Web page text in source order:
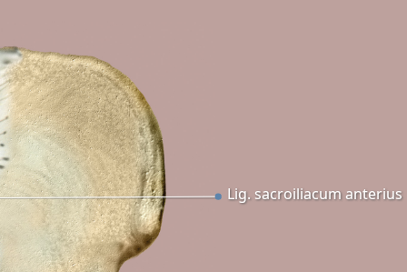
Lig. sacroiliacum anterius